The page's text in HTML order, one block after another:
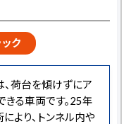
ク
、荷台を傾けずにア
きる車両です。25年
より、トンネル内や